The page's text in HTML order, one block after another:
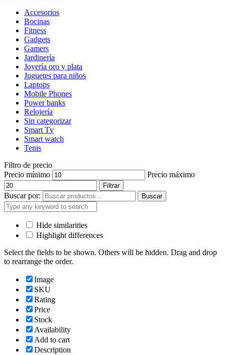
Accesorios
Bocinas
Fitness
Gadgets
Gamers
Jardinería
Joyería oro y plata
Juguetes para niños
Laptops
Mobile Phones
Power banks
Relojería
Sin categorizar
Smart Tv
Smart watch
Tenis
Filtro de precio
Precio mínimo
Precio máximo
Filtrar
Buscar por: Buscar
Hide similarities
Highlight differences
Select the fields to be shown. Others will be hidden. Drag and drop
to rearrange the order.
Image
SKU
Rating
Price
Stock
Availability
Add to cart
Description